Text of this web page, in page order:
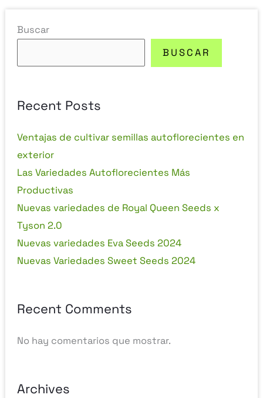
Buscar
BUSCAR
Recent Posts
Ventajas de cultivar semillas autoflorecientes en
exterior
Las Variedades Autoflorecientes Más
Productivas
Nuevas variedades de Royal Queen Seeds x
Tyson 2.0
Nuevas variedades Eva Seeds 2024
Nuevas Variedades Sweet Seeds 2024
Recent Comments
No hay comentarios que mostrar.
Archives